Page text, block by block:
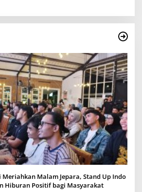
Meriahkan Malam Jepara, Stand Up Indo
Hiburan Positif bagi Masyarakat